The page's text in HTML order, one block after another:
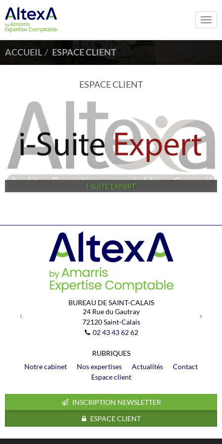
ACCUEIL ESPACE CLIENT
ESPACE CLIENT
I-SUITE EXPERT
BUREAU DE SAINT-CALAIS
24 Rue du Gautray
72120 Saint-Calais
02 43 43 62 62
RUBRIQUES
Notre cabinet
Nos expertises Actualités
Contact
Espace client
INSCRIPTION NEWSLETTER
ESPACE CLIENT